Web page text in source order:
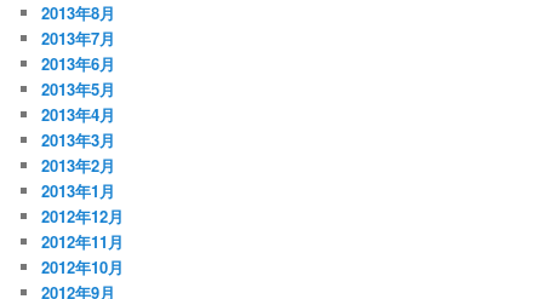
2013年8月
2013年7月
2013年6月
2013年5月
2013年4月
2013年3月
2013年2月
2013年1月
2012年12月
2012年11月
2012年10月
2012年9月